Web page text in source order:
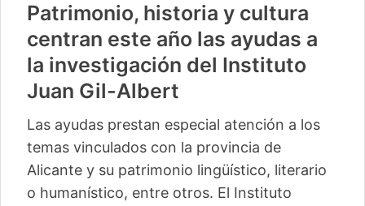
Patrimonio, historia y cultura
centran este año las ayudas a
la investigación del Instituto
Juan Gil-Albert
Las ayudas prestan especial atención a los
temas vinculados con la provincia de
Alicante y su patrimonio lingüístico, literario
o humanístico, entre otros. El Instituto